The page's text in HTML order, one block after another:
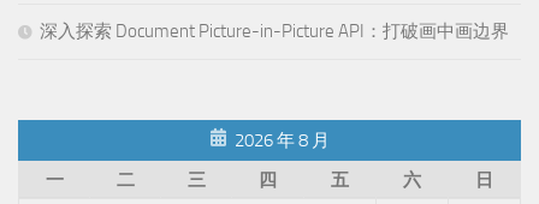
深入探索 Document Picture-in-Picture API：打破画中画边界
2026 年 8 月
一
二 三 四 五 六
日